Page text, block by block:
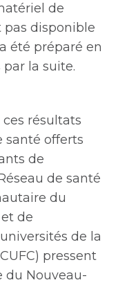
de
pas disponible
été préparé en
la suite.
résultats
santé offerts
de
de santé
du
de
de la
pressent
du Nouveau-